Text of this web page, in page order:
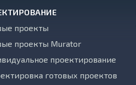
проекты
проекты Murator
проектирование
готовых проектов